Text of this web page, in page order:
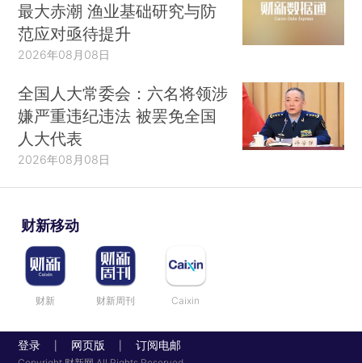
最大赤潮 渔业基础研究与防
范应对亟待提升
2026年08月08日
全国人大常委会：六名将领涉
嫌严重违纪违法 被罢免全国
人大代表
2026年08月08日
财新移动
财新 财新周刊 Caixin
登录 网页版 订阅电邮